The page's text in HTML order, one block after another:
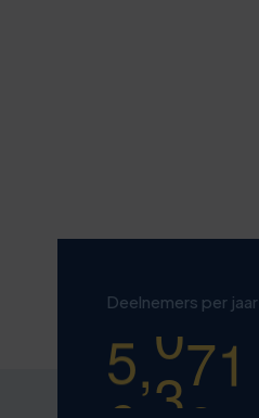
Deelnemers per jaar
7
8
9,
4
7
0
9
0
0
0
5
0